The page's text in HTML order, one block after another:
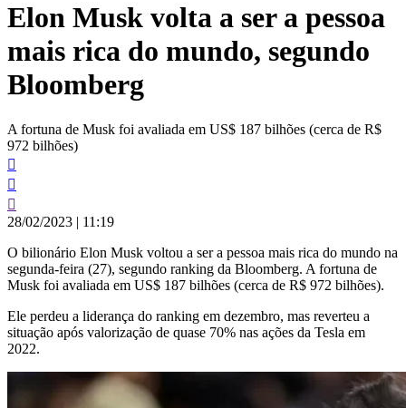
conteúdo
Elon Musk volta a ser a pessoa
mais rica do mundo, segundo
Bloomberg
A fortuna de Musk foi avaliada em US$ 187 bilhões (cerca de R$
972 bilhões)
28/02/2023 | 11:19
O bilionário Elon Musk voltou a ser a pessoa mais rica do mundo na
segunda-feira (27), segundo ranking da Bloomberg. A fortuna de
Musk foi avaliada em US$ 187 bilhões (cerca de R$ 972 bilhões).
Ele perdeu a liderança do ranking em dezembro, mas reverteu a
situação após valorização de quase 70% nas ações da Tesla em
2022.